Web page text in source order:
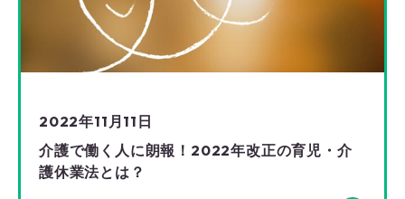
2022年11月11日
介護で働く人に朗報！2022年改正の育児・介
護休業法とは？